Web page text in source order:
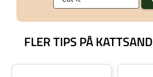
FLER TIPS PÅ